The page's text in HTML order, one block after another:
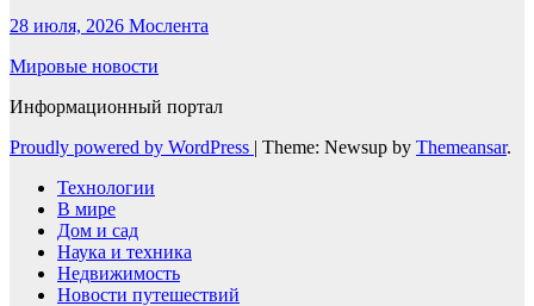
28 июля, 2026 Мослента
Мировые новости
Информационный портал
Proudly powered by WordPress | Theme: Newsup by Themeansar.
Технологии
В мире
Дом и сад
Наука и техника
Недвижимость
Новости путешествий